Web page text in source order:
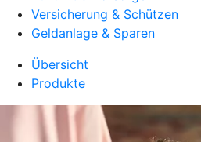
Versicherung & Schützen
Geldanlage & Sparen
Übersicht
Produkte